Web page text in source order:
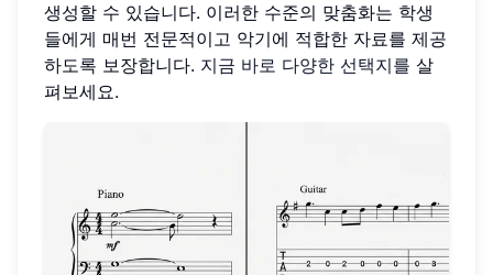
생성할 수 있습니다. 이러한 수준의 맞춤화는 학생
들에게 매번 전문적이고 악기에 적합한 자료를 제공
하도록 보장합니다. 지금 바로 다양한 선택지를 살
펴보세요.